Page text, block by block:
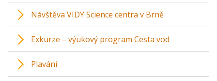
Návštěva VIDY Science centra v Brně
Exkurze – výukový program Cesta vod
Plavání